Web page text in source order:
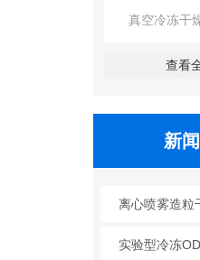
真空冷冻干
查看
新
实验型冷冻